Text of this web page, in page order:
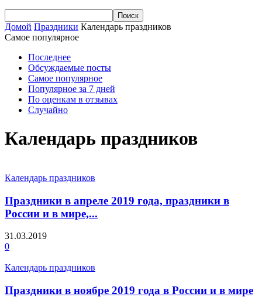
Домой Праздники Календарь праздников
Самое популярное
Последнее
Обсуждаемые посты
Самое популярное
Популярное за 7 дней
По оценкам в отзывах
Случайно
Календарь праздников
Календарь праздников
Праздники в апреле 2019 года, праздники в
России и в мире,...
31.03.2019
0
Календарь праздников
Праздники в ноябре 2019 года в России и в мире